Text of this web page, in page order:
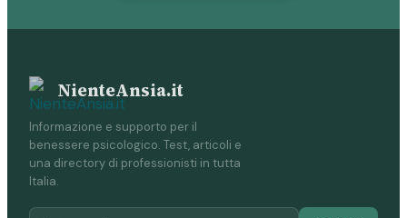
NienteAnsia.it
Informazione e supporto per il
benessere psicologico. Test, articoli e
una directory di professionisti in tutta
Italia.